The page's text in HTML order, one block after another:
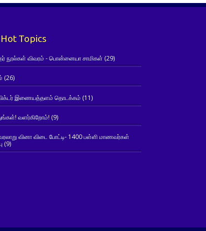
Hot Topics
நூல்கள் விவரம் - பொன்னையா சாமிகள் (29)
(26)
இணையத்தளம் தொடக்கம் (11)
வளர்கிறோம்! (9)
வினா விடை போட்டி- 1400 பள்ளி மாணவர்கள்
(9)